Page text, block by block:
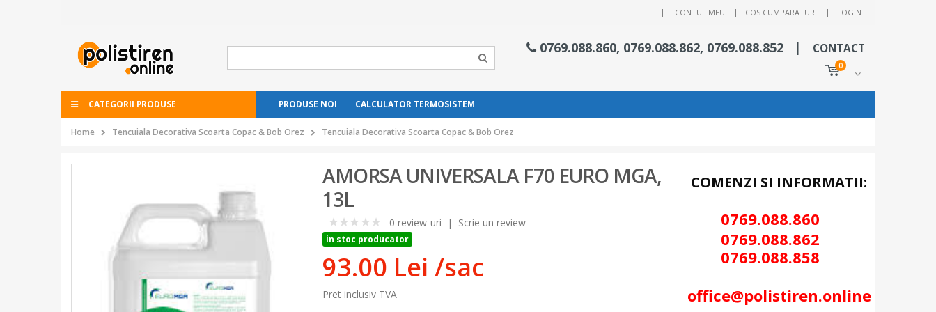
| CONTUL MEU COS CUMPARATURI LOGIN
0769.088.860, 0769.088.862, 0769.088.852 | CONTACT
0
CATEGORII PRODUSE PRODUSE NOI CALCULATOR TERMOSISTEM
Home Tencuiala Decorativa Scoarta Copac & Bob Orez Tencuiala Decorativa Scoarta Copac & Bob Orez
AMORSA UNIVERSALA F70 EURO MGA,
13L
0
0 review-uri | Scrie un review
in stoc producator
93.00 Lei /sac
Pret inclusiv TVA
COMENZI SI INFORMATII:
0769.088.860
0769.088.862
0769.088.858
office@polistiren.online